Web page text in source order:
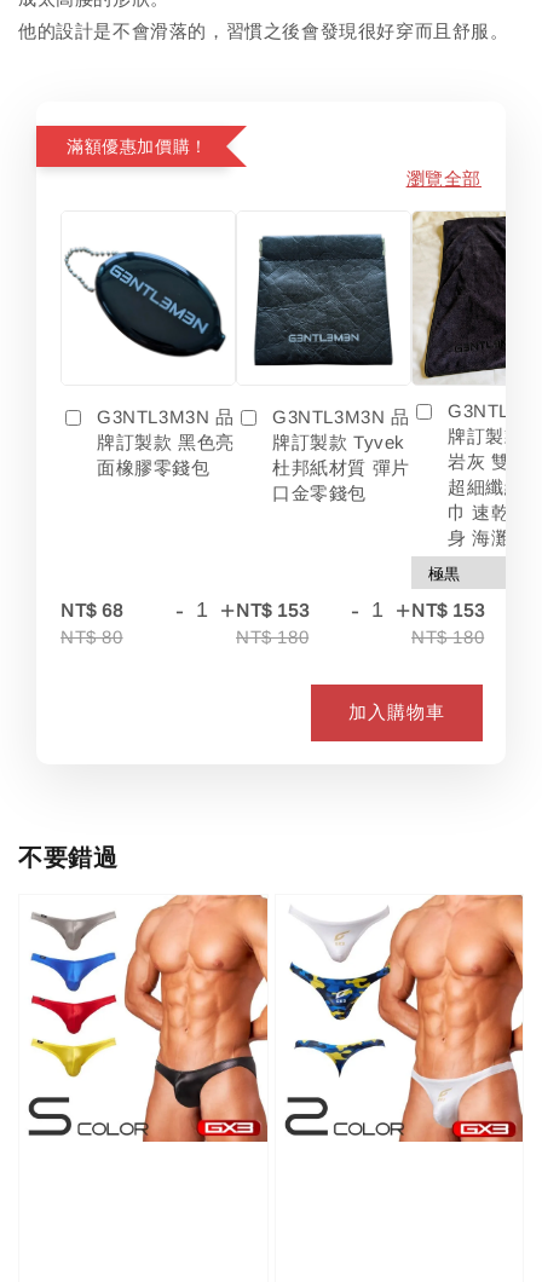
他的設計是不會滑落的，習慣之後會發現很好穿而且舒服。
滿額優惠加價購！
瀏覽全部
G3NTL3M3N 品
牌訂製款 黑色亮
面橡膠零錢包
NT$ 68
NT$ 80
- +
G3NTL3M3N 品
牌訂製款 Tyvek
杜邦紙材質 彈片
口金零錢包
NT$ 153
NT$ 180
- +
牌訂製款
岩灰 雙色
超細纖維
巾 速乾 吸
身 海灘
NT$ 153
NT$ 180
加入購物車
不要錯過